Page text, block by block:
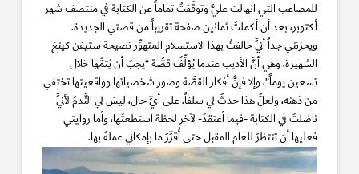
للمصاعب التي انهالت عليَّ وتوقَّفتُ تماماً عن الكتابة في منتصف شهر
أكتوبر، بعد أن أكملتُ ثمانين صفحة تقريباً من قصتي الجديدة.
ويحزنني جداً أنِّي خالفتُ بهذا الاستسلام المتهوِّر نصيحة ستيفن كينغ
الشهيرة، وهي أنَّ الأديب عندما يُؤلِّفُ قصَّة “يجبُ أن يُتمَّها خلال
تسعين يوماً”، وإلا فإنَّ أفكار القصَّة وصور شخصياتها وواقعيتها تختفي
من ذهنه، ولعلَّ هذا حدثَ لي سلفاً. على أيِّ حال، ليسَ لي النَّدمُ لأنِّي
ناضلتُ في الكتابة -فيما أعتقدُ- لآخر لحظة استطعتُها، وأما روايتي
فعليها أن تنتظرَ للعام المقبل حتى أُقرِّرَ ما بإمكاني عملهُ بها.